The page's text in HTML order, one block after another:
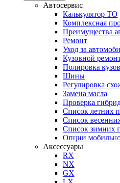
Автосервис
Калькулятор ТО
Комплексная
Преимущества
Ремонт
Уход за
Кузовной
Полировка
Шины
Регулировка
Замена масла
Проверка
Список летних
Список
Список зимних
Опции
Аксессуары
RX
NX
GX